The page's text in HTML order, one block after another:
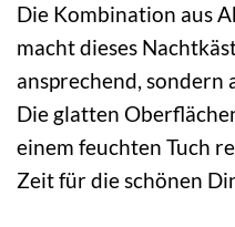
Die Kombination aus
macht dieses
ansprechend, sondern
Die glatten
einem feuchten Tuch
Zeit für die schönen